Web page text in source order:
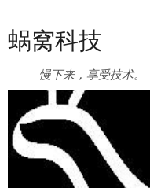
蜗窝科技
慢下来，享受技术。